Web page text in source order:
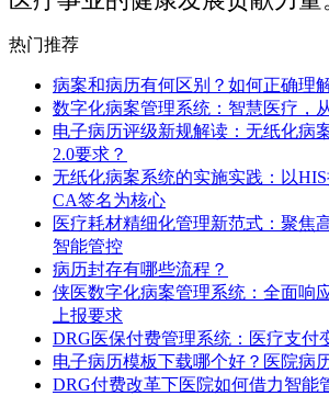
热门推荐
病案和病历有何区别？如何正确理
数字化病案管理系统：智慧医疗，
电子病历评级新规解读：无纸化病
2.0要求？
无纸化病案系统的实施实践：以
CA签名为核心
医疗耗材精细化管理新范式：聚焦
智能管控
病历封存有哪些流程？
侠医数字化病案管理系统：全面响
上报要求
DRG医保付费管理系统：医疗支付
电子病历模板下载哪个好？医院病
DRG付费改革下医院如何借力智能